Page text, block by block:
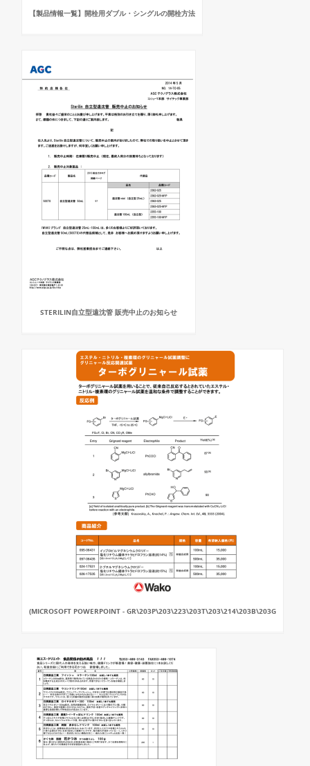
【製品情報一覧】開栓用ダブル・シングルの開栓方法
STERILIN自立型遠沈管 販売中止のお知らせ
(MICROSOFT POWERPOINT - GR\203P\203\223\203T\203\214\203B\203G